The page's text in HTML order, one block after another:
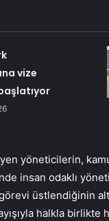
vize
yöneticilerin,
insan odaklı
üstlendiğinin
halkla birlikte